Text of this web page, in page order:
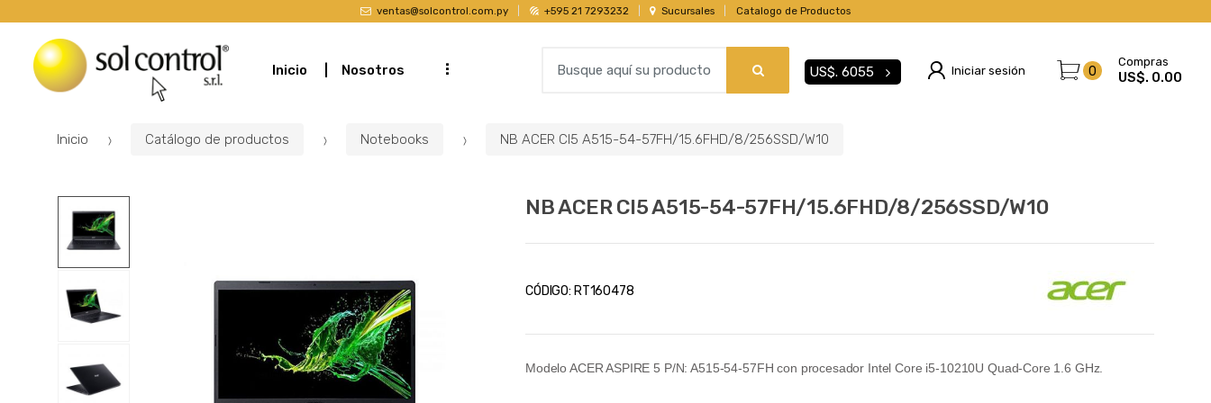
ventas@solcontrol.com.py +595 21 7293232 Sucursales Catalogo de Productos
Inicio Nosotros ...
a
o
US$. 6055 Iniciar sesión 0
Compras
US$. 0.00
Inicio Catálogo de productos Notebooks NB ACER CI5 A515-54-57FH/15.6FHD/8/256SSD/W10
NB ACER CI5 A515-54-57FH/15.6FHD/8/256SSD/W10
CÓDIGO: RT160478
Modelo ACER ASPIRE 5 P/N: A515-54-57FH con procesador Intel Core i5-10210U Quad-Core 1.6 GHz.